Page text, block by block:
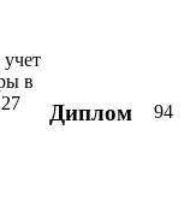
в
Диплом 94